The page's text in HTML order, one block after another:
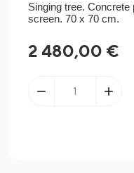
Singing tree. Concrete
screen. 70 x 70 cm.
2 480,00 €
 